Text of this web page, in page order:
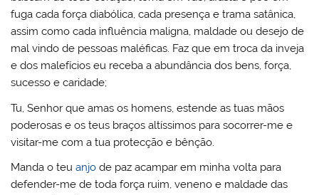
fuga cada força diabólica, cada presença e trama satânica,
assim como cada influência maligna, maldade ou desejo de
mal vindo de pessoas maléficas. Faz que em troca da inveja
e dos malefícios eu receba a abundância dos bens, força,
sucesso e caridade;
Tu, Senhor que amas os homens, estende as tuas mãos
poderosas e os teus braços altíssimos para socorrer-me e
visitar-me com a tua protecção e bênção.
Manda o teuanjo de paz acampar em minha volta para
defender-me de toda força ruim, veneno e maldade das